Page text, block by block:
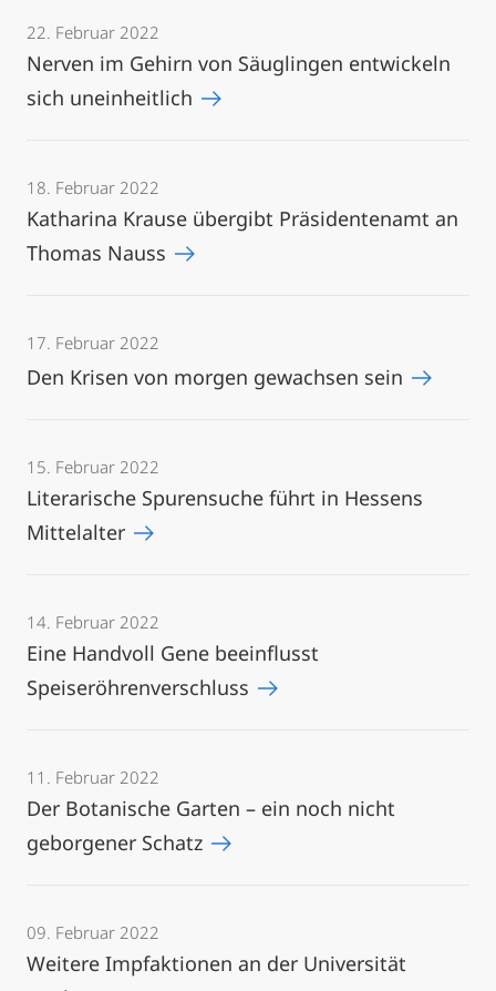
22. Februar 2022
Nerven im Gehirn von Säuglingen entwickeln
sich uneinheitlich
18. Februar 2022
Katharina Krause übergibt Präsidentenamt an
Thomas Nauss
17. Februar 2022
Den Krisen von morgen gewachsen sein
15. Februar 2022
Literarische Spurensuche führt in Hessens
Mittelalter
14. Februar 2022
Eine Handvoll Gene beeinflusst
Speiseröhrenverschluss
11. Februar 2022
Der Botanische Garten – ein noch nicht
geborgener Schatz
09. Februar 2022
Weitere Impfaktionen an der Universität